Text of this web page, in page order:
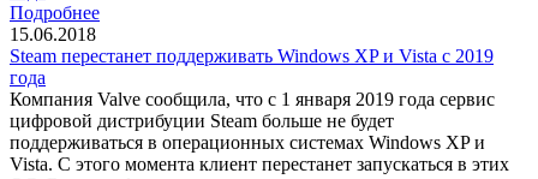
Подробнее
15.06.2018
Steam перестанет поддерживать Windows XP и Vista с 2019
года
Компания Valve сообщила, что с 1 января 2019 года сервис
цифровой дистрибуции Steam больше не будет
поддерживаться в операционных системах Windows XP и
Vista. С этого момента клиент перестанет запускаться в этих